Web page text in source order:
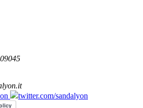
twitter.com/sandalyon